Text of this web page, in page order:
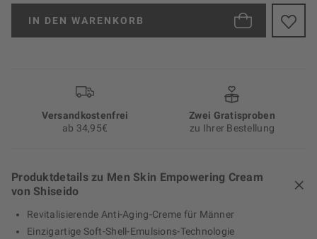
IN DEN WARENKORB
Versand­kosten­frei
ab 34,95€
Zwei Gratisproben
zu Ihrer Bestellung
Produktdetails zu Men Skin Empowering Cream
von Shiseido
Revitalisierende Anti-Aging-Creme für Männer
Einzigartige Soft-Shell-Emulsions-Technologie